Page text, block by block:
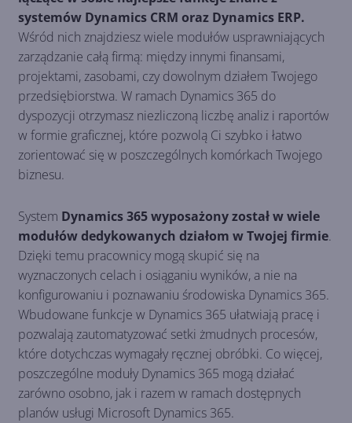
systemów Dynamics CRM oraz Dynamics ERP.
Wśród nich znajdziesz wiele modułów usprawniających
zarządzanie całą firmą: między innymi finansami,
projektami, zasobami, czy dowolnym działem Twojego
przedsiębiorstwa. W ramach Dynamics 365 do
dyspozycji otrzymasz niezliczoną liczbę analiz i raportów
w formie graficznej, które pozwolą Ci szybko i łatwo
zorientować się w poszczególnych komórkach Twojego
biznesu.
System Dynamics 365 wyposażony został w wiele
modułów dedykowanych działom w Twojej firmie.
Dzięki temu pracownicy mogą skupić się na
wyznaczonych celach i osiąganiu wyników, a nie na
konfigurowaniu i poznawaniu środowiska Dynamics 365.
Wbudowane funkcje w Dynamics 365 ułatwiają pracę i
pozwalają zautomatyzować setki żmudnych procesów,
które dotychczas wymagały ręcznej obróbki. Co więcej,
poszczególne moduły Dynamics 365 mogą działać
zarówno osobno, jak i razem w ramach dostępnych
planów usługi Microsoft Dynamics 365.